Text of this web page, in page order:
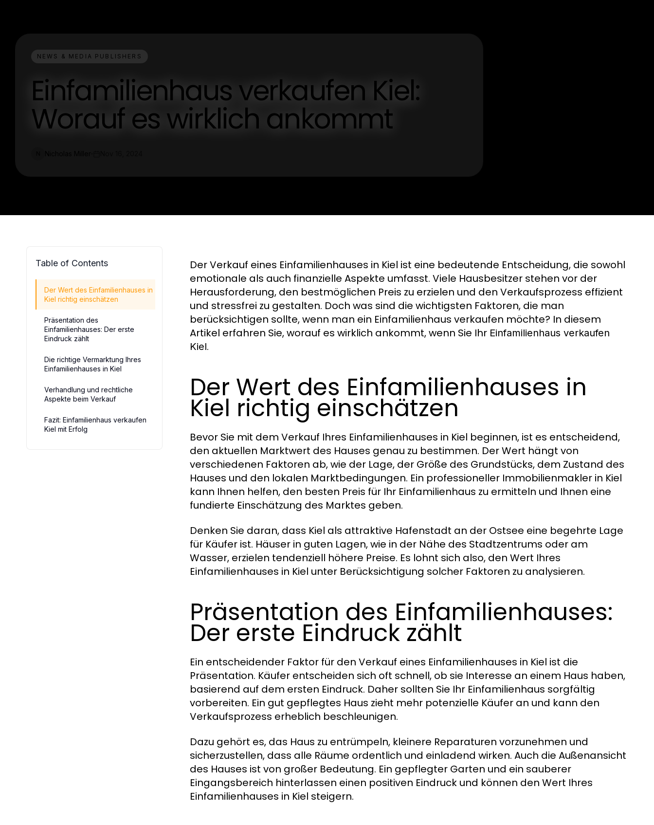
NEWS & MEDIA PUBLISHERS
Einfamilienhaus verkaufen Kiel:
Worauf es wirklich ankommt
Table of Contents
Der Wert des Einfamilienhauses in
Kiel richtig einschätzen
Präsentation des
Einfamilienhauses: Der erste
Eindruck zählt
Die richtige Vermarktung Ihres
Einfamilienhauses in Kiel
Verhandlung und rechtliche
Aspekte beim Verkauf
Fazit: Einfamilienhaus verkaufen
Kiel mit Erfolg
Der Verkauf eines Einfamilienhauses in Kiel ist eine bedeutende Entscheidung, die sowohl
emotionale als auch finanzielle Aspekte umfasst. Viele Hausbesitzer stehen vor der
Herausforderung, den bestmöglichen Preis zu erzielen und den Verkaufsprozess effizient
und stressfrei zu gestalten. Doch was sind die wichtigsten Faktoren, die man
berücksichtigen sollte, wenn man ein Einfamilienhaus verkaufen möchte? In diesem
Artikel erfahren Sie, worauf es wirklich ankommt, wenn Sie Ihr Einfamilienhaus verkaufen
Kiel.
Der Wert des Einfamilienhauses in
Kiel richtig einschätzen
Bevor Sie mit dem Verkauf Ihres Einfamilienhauses in Kiel beginnen, ist es entscheidend,
den aktuellen Marktwert des Hauses genau zu bestimmen. Der Wert hängt von
verschiedenen Faktoren ab, wie der Lage, der Größe des Grundstücks, dem Zustand des
Hauses und den lokalen Marktbedingungen. Ein professioneller Immobilienmakler in Kiel
kann Ihnen helfen, den besten Preis für Ihr Einfamilienhaus zu ermitteln und Ihnen eine
fundierte Einschätzung des Marktes geben.
Denken Sie daran, dass Kiel als attraktive Hafenstadt an der Ostsee eine begehrte Lage
für Käufer ist. Häuser in guten Lagen, wie in der Nähe des Stadtzentrums oder am
Wasser, erzielen tendenziell höhere Preise. Es lohnt sich also, den Wert Ihres
Einfamilienhauses in Kiel unter Berücksichtigung solcher Faktoren zu analysieren.
Präsentation des Einfamilienhauses:
Der erste Eindruck zählt
Ein entscheidender Faktor für den Verkauf eines Einfamilienhauses in Kiel ist die
Präsentation. Käufer entscheiden sich oft schnell, ob sie Interesse an einem Haus haben,
basierend auf dem ersten Eindruck. Daher sollten Sie Ihr Einfamilienhaus sorgfältig
vorbereiten. Ein gut gepflegtes Haus zieht mehr potenzielle Käufer an und kann den
Verkaufsprozess erheblich beschleunigen.
Dazu gehört es, das Haus zu entrümpeln, kleinere Reparaturen vorzunehmen und
sicherzustellen, dass alle Räume ordentlich und einladend wirken. Auch die Außenansicht
des Hauses ist von großer Bedeutung. Ein gepflegter Garten und ein sauberer
Eingangsbereich hinterlassen einen positiven Eindruck und können den Wert Ihres
Einfamilienhauses in Kiel steigern.